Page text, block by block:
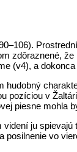
zdôraznené,
(v4), a
pozíciou v
piesne
ju
posilnenie vo